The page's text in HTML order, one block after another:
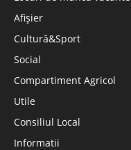
Afișier
Cultură&Sport
Social
Compartiment Agricol
Utile
Consiliul Local
Informatii